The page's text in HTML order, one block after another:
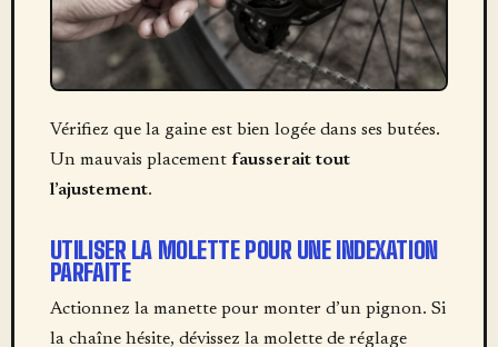
Vérifiez que la gaine est bien logée dans ses butées.
Un mauvais placement fausserait tout
l’ajustement.
UTILISER LA MOLETTE POUR UNE INDEXATION
PARFAITE
Actionnez la manette pour monter d’un pignon. Si
la chaîne hésite, dévissez la molette de réglage